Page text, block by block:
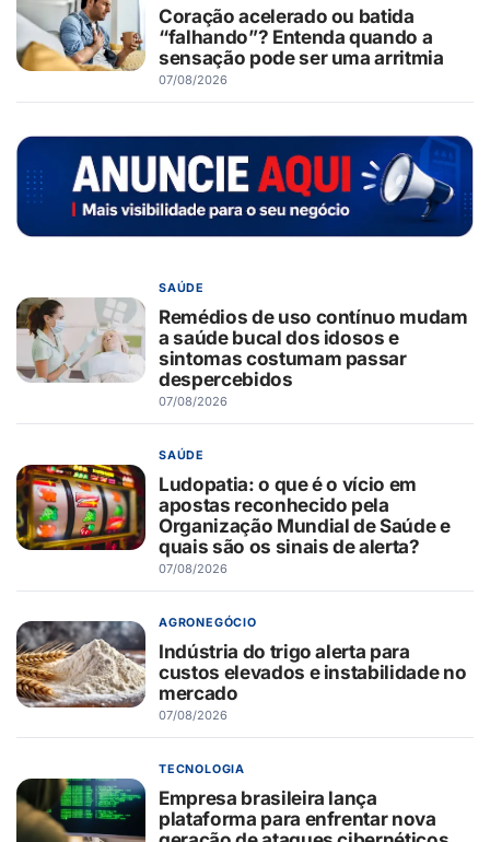
Coração acelerado ou batida
“falhando”? Entenda quando a
sensação pode ser uma arritmia
07/08/2026
SAÚDE
Remédios de uso contínuo mudam
a saúde bucal dos idosos e
sintomas costumam passar
despercebidos
07/08/2026
SAÚDE
Ludopatia: o que é o vício em
apostas reconhecido pela
Organização Mundial de Saúde e
quais são os sinais de alerta?
07/08/2026
AGRONEGÓCIO
Indústria do trigo alerta para
custos elevados e instabilidade no
mercado
07/08/2026
TECNOLOGIA
Empresa brasileira lança
plataforma para enfrentar nova